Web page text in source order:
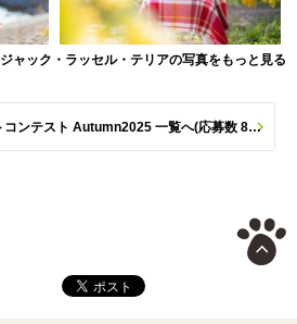
ジャック・ラッセル・テリアの写真をもっと見る
イヌトミィ モデル犬フォトコンテスト Autumn2025 一覧へ(応募数 801枚)